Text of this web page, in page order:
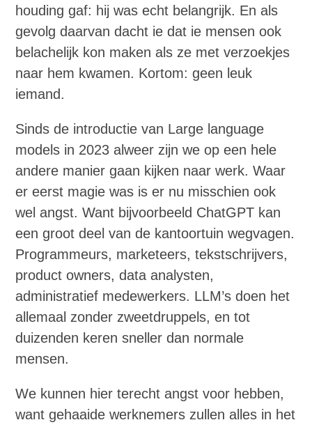
houding gaf: hij was echt belangrijk. En als
gevolg daarvan dacht ie dat ie mensen ook
belachelijk kon maken als ze met verzoekjes
naar hem kwamen. Kortom: geen leuk
iemand.
Sinds de introductie van Large language
models in 2023 alweer zijn we op een hele
andere manier gaan kijken naar werk. Waar
er eerst magie was is er nu misschien ook
wel angst. Want bijvoorbeeld ChatGPT kan
een groot deel van de kantoortuin wegvagen.
Programmeurs, marketeers, tekstschrijvers,
product owners, data analysten,
administratief medewerkers. LLM’s doen het
allemaal zonder zweetdruppels, en tot
duizenden keren sneller dan normale
mensen.
We kunnen hier terecht angst voor hebben,
want gehaaide werknemers zullen alles in het